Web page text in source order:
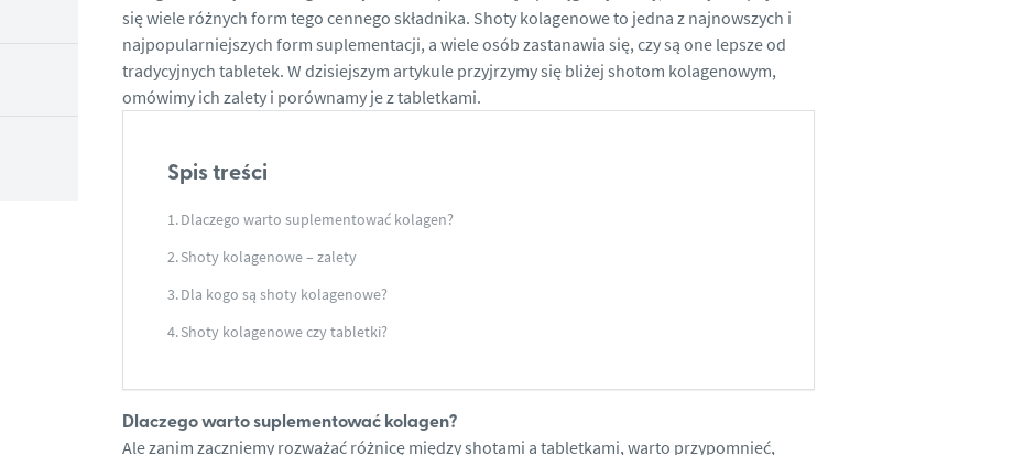
się wiele różnych form tego cennego składnika. Shoty kolagenowe to jedna z najnowszych i
najpopularniejszych form suplementacji, a wiele osób zastanawia się, czy są one lepsze od
tradycyjnych tabletek. W dzisiejszym artykule przyjrzymy się bliżej shotom kolagenowym,
omówimy ich zalety i porównamy je z tabletkami.
Spis treści
Dlaczego warto suplementować kolagen?
Shoty kolagenowe – zalety
Dla kogo są shoty kolagenowe?
Shoty kolagenowe czy tabletki?
Dlaczego warto suplementować kolagen?
Ale zanim zaczniemy rozważać różnicę między shotami a tabletkami, warto przypomnieć,